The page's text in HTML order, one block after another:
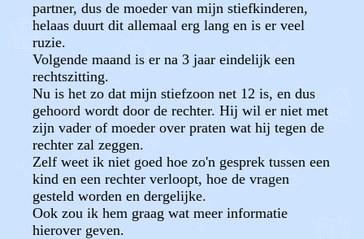
partner, dus de moeder van mijn stiefkinderen,
helaas duurt dit allemaal erg lang en is er veel
ruzie.
Volgende maand is er na 3 jaar eindelijk een
rechtszitting.
Nu is het zo dat mijn stiefzoon net 12 is, en dus
gehoord wordt door de rechter. Hij wil er niet met
zijn vader of moeder over praten wat hij tegen de
rechter zal zeggen.
Zelf weet ik niet goed hoe zo'n gesprek tussen een
kind en een rechter verloopt, hoe de vragen
gesteld worden en dergelijke.
Ook zou ik hem graag wat meer informatie
hierover geven.